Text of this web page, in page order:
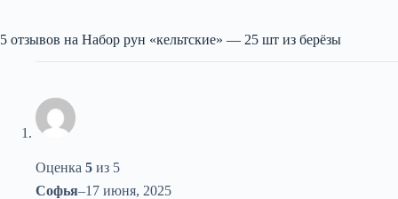
5 отзывов на Набор рун «кельтские» — 25 шт из берёзы
Оценка 5 из 5
Софья–17 июня, 2025